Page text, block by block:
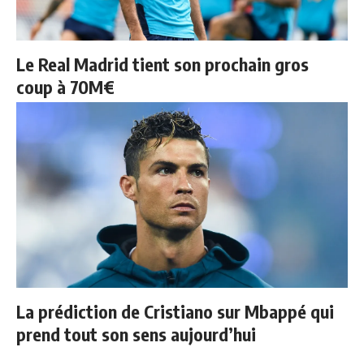
Le Real Madrid tient son prochain gros
coup à 70M€
La prédiction de Cristiano sur Mbappé qui
prend tout son sens aujourd’hui